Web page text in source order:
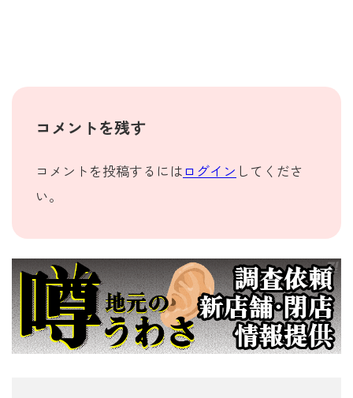
コメントを残す
コメントを投稿するには ログイン してくださ
い。